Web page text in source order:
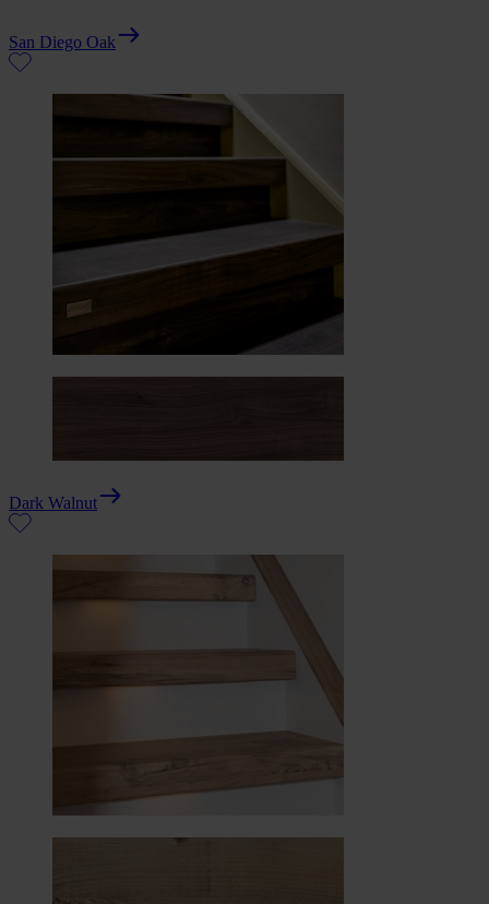
San Diego Oak
Dark Walnut